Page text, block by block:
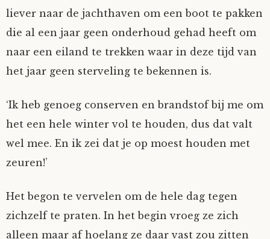
Vorrion
Vrolijke Dondersteen
Zofianina
liever naar de jachthaven om een boot te pakken
die al een jaar geen onderhoud gehad heeft om
naar een eiland te trekken waar in deze tijd van
het jaar geen sterveling te bekennen is.
‘Ik heb genoeg conserven en brandstof bij me om
het een hele winter vol te houden, dus dat valt
wel mee. En ik zei dat je op moest houden met
zeuren!’
Het begon te vervelen om de hele dag tegen
zichzelf te praten. In het begin vroeg ze zich
alleen maar af hoelang ze daar vast zou zitten